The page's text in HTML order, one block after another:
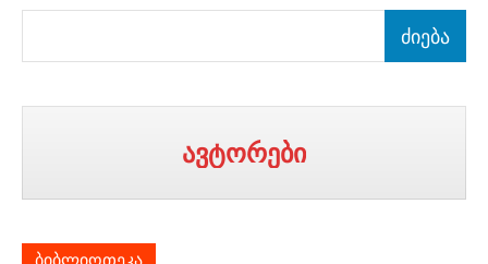
ძიება
ავტორები
ბიბლიოთეკა